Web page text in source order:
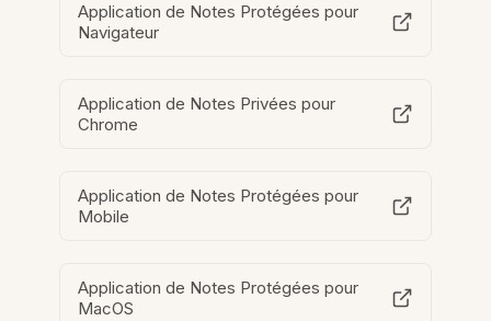
Application de Notes Protégées pour
Navigateur
Application de Notes Privées pour
Chrome
Application de Notes Protégées pour
Mobile
Application de Notes Protégées pour
MacOS